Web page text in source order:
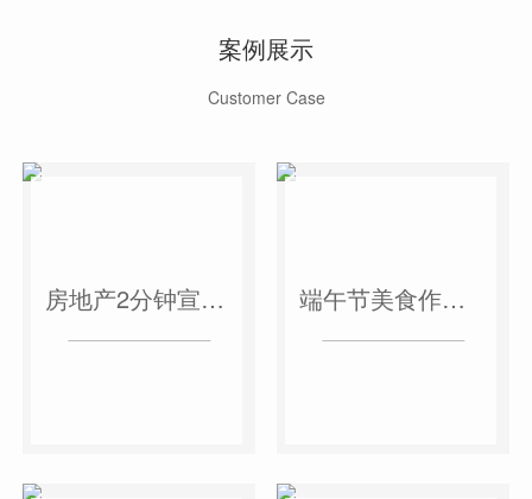
案例展示
Customer Case
房地产2分钟宣传片 端午节美食作品短视频案例